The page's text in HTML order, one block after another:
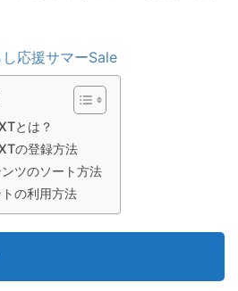
応援サマーSale
とは？
の登録方法
ンツのソート方法
の利用方法